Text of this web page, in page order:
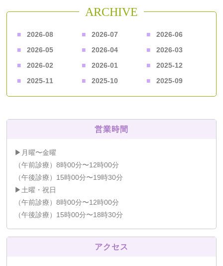
ARCHIVE
2026-08 2026-07
2026-06
2026-05
2026-04
2026-03
2026-02
2026-01
2025-12
2025-11
2025-10 2025-09
営業時間
▶月曜〜金曜
（午前診療）8時00分〜12時00分
（午後診療）15時00分〜19時30分
▶土曜・祝日
（午前診療）8時00分〜12時00分
（午後診療）15時00分〜18時30分
アクセス